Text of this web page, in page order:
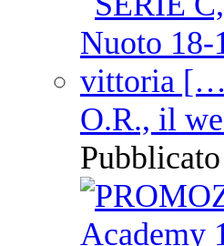
O.R., il